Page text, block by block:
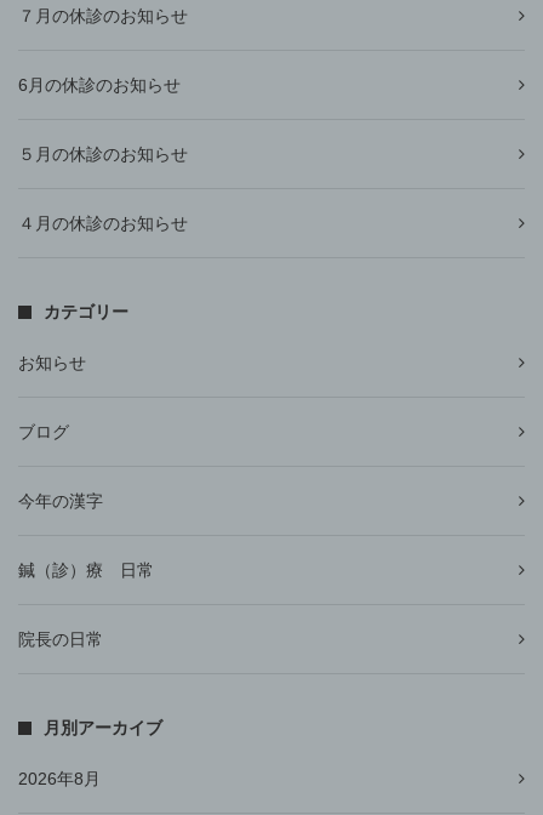
７月の休診のお知らせ
6月の休診のお知らせ
５月の休診のお知らせ
４月の休診のお知らせ
カテゴリー
お知らせ
ブログ
今年の漢字
鍼（診）療 日常
院長の日常
月別アーカイブ
2026年8月